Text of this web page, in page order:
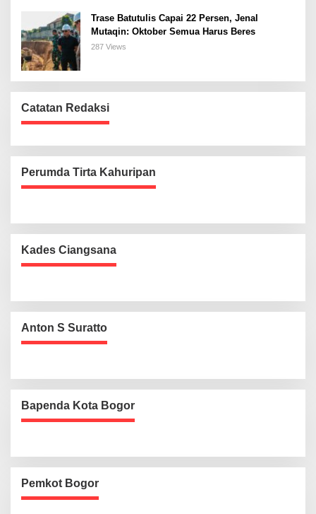
Trase Batutulis Capai 22 Persen, Jenal
Mutaqin: Oktober Semua Harus Beres
287 Views
Catatan Redaksi
Perumda Tirta Kahuripan
Kades Ciangsana
Anton S Suratto
Bapenda Kota Bogor
Pemkot Bogor